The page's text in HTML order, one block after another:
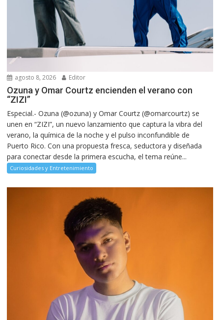
agosto 8, 2026 Editor
Ozuna y Omar Courtz encienden el verano con
“ZIZI”
Especial.- Ozuna (@ozuna) y Omar Courtz (@omarcourtz) se
unen en “ZIZI”, un nuevo lanzamiento que captura la vibra del
verano, la química de la noche y el pulso inconfundible de
Puerto Rico. Con una propuesta fresca, seductora y diseñada
para conectar desde la primera escucha, el tema reúne...
Curiosidades y Entretenimiento